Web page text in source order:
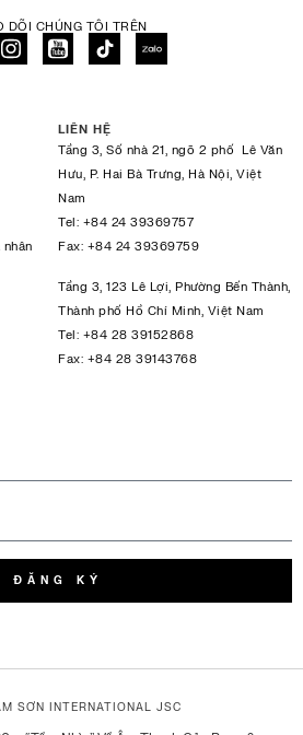
DÕI CHÚNG TÔI TRÊN
LIÊN HỆ
Tầng 3, Số nhà 21, ngõ 2 phố Lê Văn
Hưu, P. Hai Bà Trưng, Hà Nội, Việt
Nam
Tel: +84 24 39369757
Fax: +84 24 39369759
Tầng 3, 123 Lê Lợi, Phường Bến Thành,
Thành phố Hồ Chí Minh, Việt Nam
Tel: +84 28 39152868
Fax: +84 28 39143768
ĐĂNG KÝ
SƠN INTERNATIONAL JSC